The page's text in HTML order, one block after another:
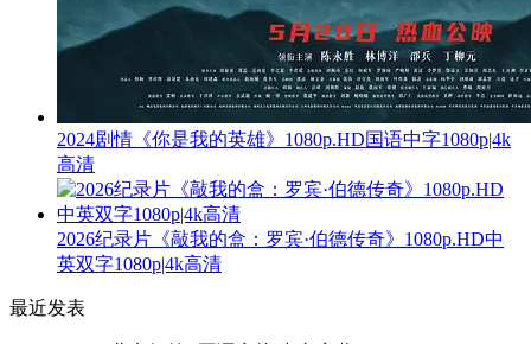
2024剧情《你是我的英雄》1080p.HD国语中字1080p|4k
高清
2026纪录片《敲我的盒：罗宾·伯德传奇》1080p.HD中
英双字1080p|4k高清
最近发表